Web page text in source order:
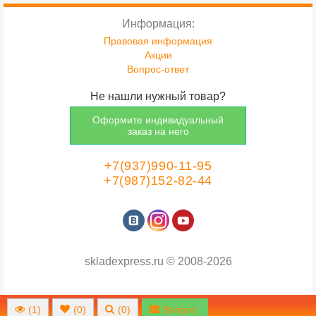
+7(937)990-11-95
+7(987)152-82-44
skladexpress.ru ©2008-2026
Информация:
Правовая информация
Акции
Вопрос-ответ
Не нашли нужный товар?
Оформите индивидуальный
заказ на него
(1) (0) (0) Вопрос